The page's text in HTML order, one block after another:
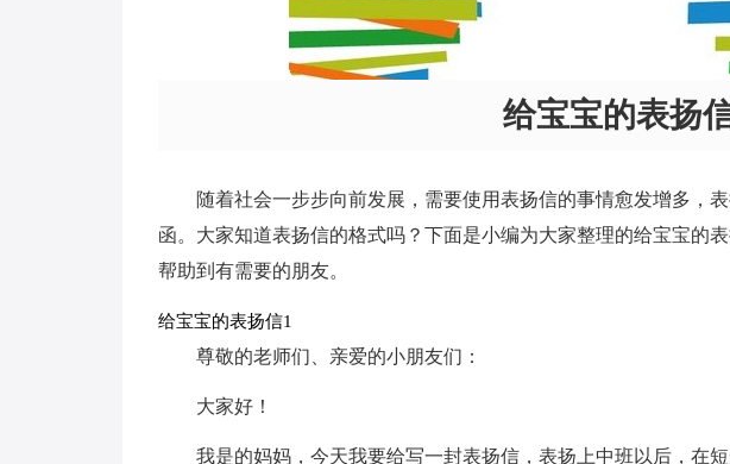
给宝宝的表扬
随着社会一步步向前发展，需要使用表扬信的事情愈发增多，
函。大家知道表扬信的格式吗？下面是小编为大家整理的给宝宝的
帮助到有需要的朋友。
给宝宝的表扬信1
尊敬的老师们、亲爱的小朋友们：
大家好！
我是的妈妈，今天我要给写一封表扬信，表扬上中班以后，在